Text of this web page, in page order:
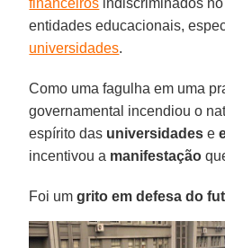
entidades educacionais,
universidades.
Como uma fagulha em uma
governamental incendiou o
espírito das universidades e
incentivou a manifestação
Foi umgrito em defesa do